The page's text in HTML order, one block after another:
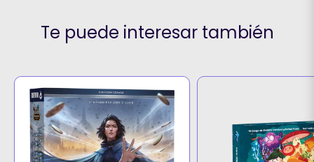
Te puede interesar también